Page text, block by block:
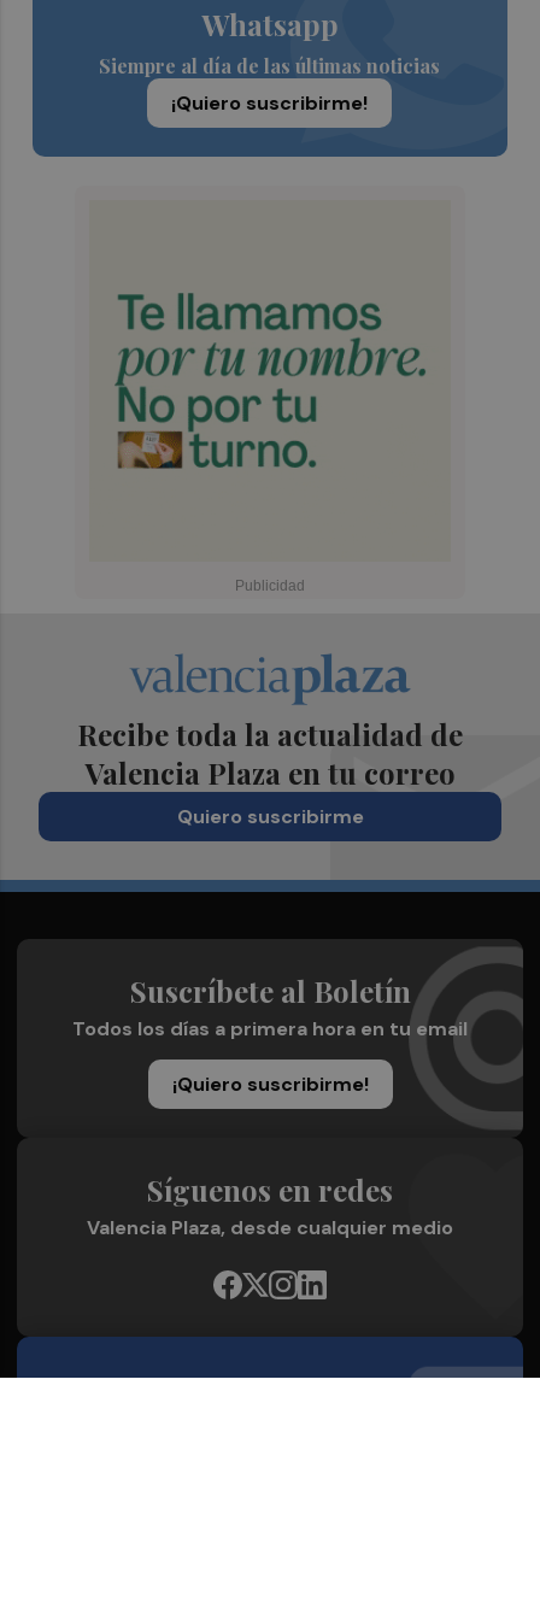
Whatsapp
Siempre al día de las últimas noticias
¡Quiero suscribirme!
Recibe toda la actualidad de
Valencia Plaza en tu correo
Quiero suscribirme
Suscríbete al Boletín
Todos los días a primera hora en tu email
¡Quiero suscribirme!
Síguenos en redes
Valencia Plaza, desde cualquier medio
Quienes Somos